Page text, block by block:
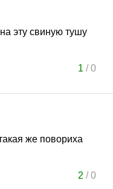
эту свиную тушу
1 /0
же повориха
2 /0